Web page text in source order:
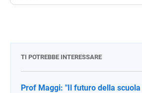
TI POTREBBE INTERESSARE
Prof Maggi: "Il futuro della